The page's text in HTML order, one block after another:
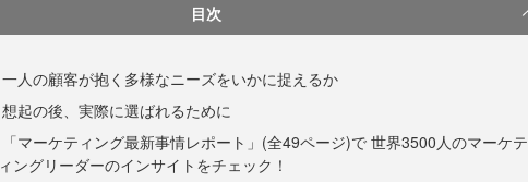
目次
一人の顧客が抱く多様なニーズをいかに捉えるか
想起の後、実際に選ばれるために
「マーケティング最新事情レポート」(全49ページ)で 世界3500人のマーケテ
ィングリーダーのインサイトをチェック！